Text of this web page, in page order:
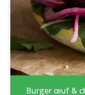
Burger œuf &